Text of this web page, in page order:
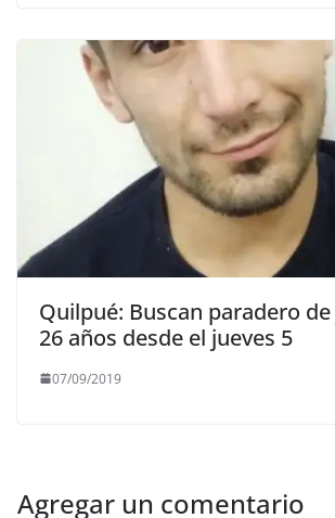
Quilpué: Buscan paradero
26 años desde el jueves 5
07/09/2019
Agregar un comentario